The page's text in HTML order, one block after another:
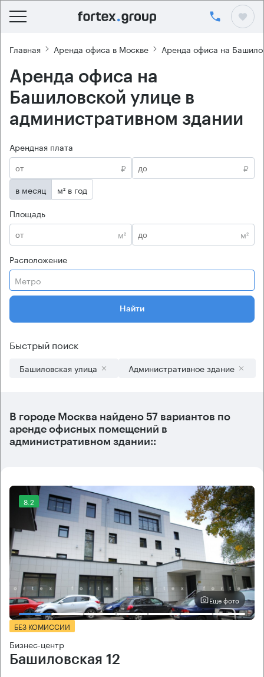
Главная Аренда офиса в Москве Аренда офиса на
Аренда офиса на
Башиловской улице в
административном здании
Арендная плата
₽
₽
в месяц
м² в год
Площадь
м²
м²
Расположение
Метро
Найти
Быстрый поиск
Башиловская улица Административное здание
В городе Москва найдено 57 вариантов по
аренде офисных помещений в
административном здании::
8.2
Еще фото
БЕЗ КОМИССИИ
Бизнес-центр
Башиловская 12